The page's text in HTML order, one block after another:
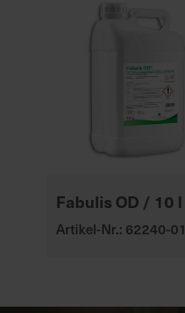
Fabulis OD / 10 l
Artikel-Nr.: 62240-01